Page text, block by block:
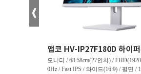
모니터 / 68.58cm(27인치) /
0Hz / Fast IPS / 와이드(16:9) / 평면 /